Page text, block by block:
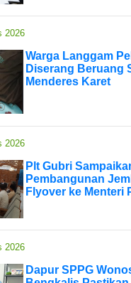
2026
Warga Langgam
Diserang Beruang
Menderes Karet
2026
Plt Gubri
Pembangunan
Flyover ke Menteri
2026
Dapur SPPG